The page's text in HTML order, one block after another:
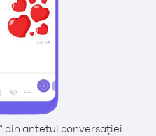
din antetul conversației